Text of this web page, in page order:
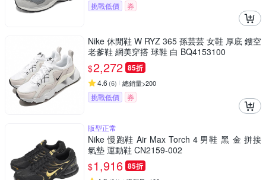
挑戰低價
券
Nike 休閒鞋 W RYZ 365 孫芸芸 女鞋 厚底 鏤空
老爹鞋 網美穿搭 球鞋 白 BQ4153100
$2,272 85折
4.6 (6) 總銷量>200
挑戰低價 券
版型正常
Nike 慢跑鞋 Air Max Torch 4 男鞋 黑 金 拼接
氣墊 運動鞋 CN2159-002
$1,916 85折